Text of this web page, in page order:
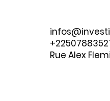
Rue Alex